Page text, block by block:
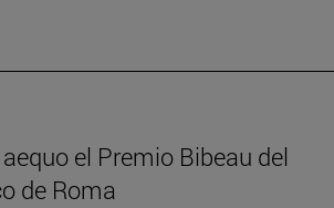
el Premio Bibeau del
de Roma